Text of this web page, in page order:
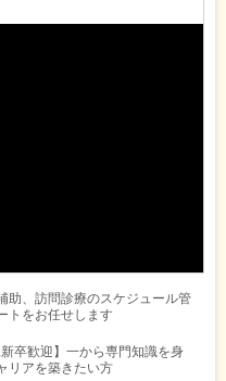
助、訪問診療のスケジュール管
トをお任せします
卒歓迎】一から専門知識を身
リアを築きたい方